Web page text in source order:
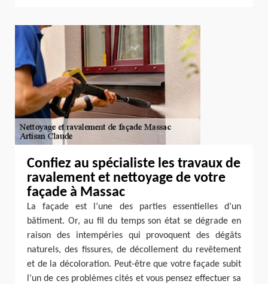
Confiez au spécialiste les travaux de
ravalement et nettoyage de votre
façade à Massac
La façade est l’une des parties essentielles d’un
bâtiment. Or, au fil du temps son état se dégrade en
raison des intempéries qui provoquent des dégâts
naturels, des fissures, de décollement du revêtement
et de la décoloration. Peut-être que votre façade subit
l’un de ces problèmes cités et vous pensez effectuer sa